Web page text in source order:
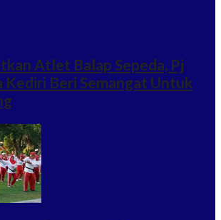
Atlet Balap Sepeda, Pj
Kediri Beri Semangat Untuk